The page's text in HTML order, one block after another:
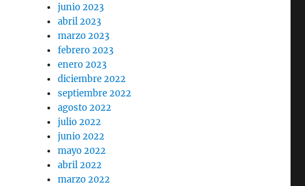
junio 2023
abril 2023
marzo 2023
febrero 2023
enero 2023
diciembre 2022
septiembre 2022
agosto 2022
julio 2022
junio 2022
mayo 2022
abril 2022
marzo 2022